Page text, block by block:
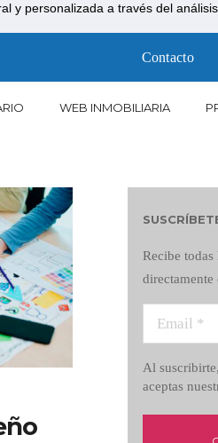
y personalizada a través del
Contacto
WEB INMOBILIARIA
Recibe todas
Al
aceptas